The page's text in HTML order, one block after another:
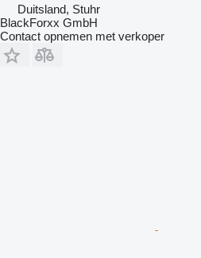
Duitsland, Stuhr
BlackForxx GmbH
Contact opnemen met verkoper